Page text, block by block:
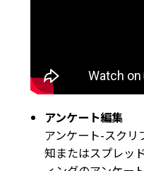
アンケート編集
アンケート-スクリ
知またはスプレッ